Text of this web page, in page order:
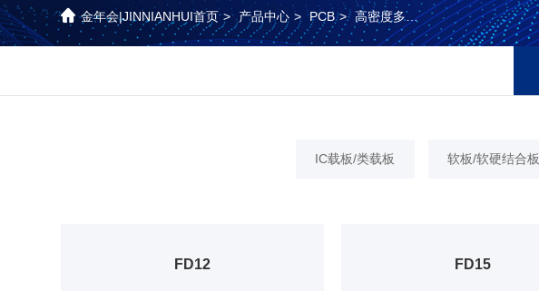
金年会|JINNIANHUI首页 > 产品中心 > PCB > 高密度多层互连
IC载板/类载板 软板/软硬结合板
FD12 FD15